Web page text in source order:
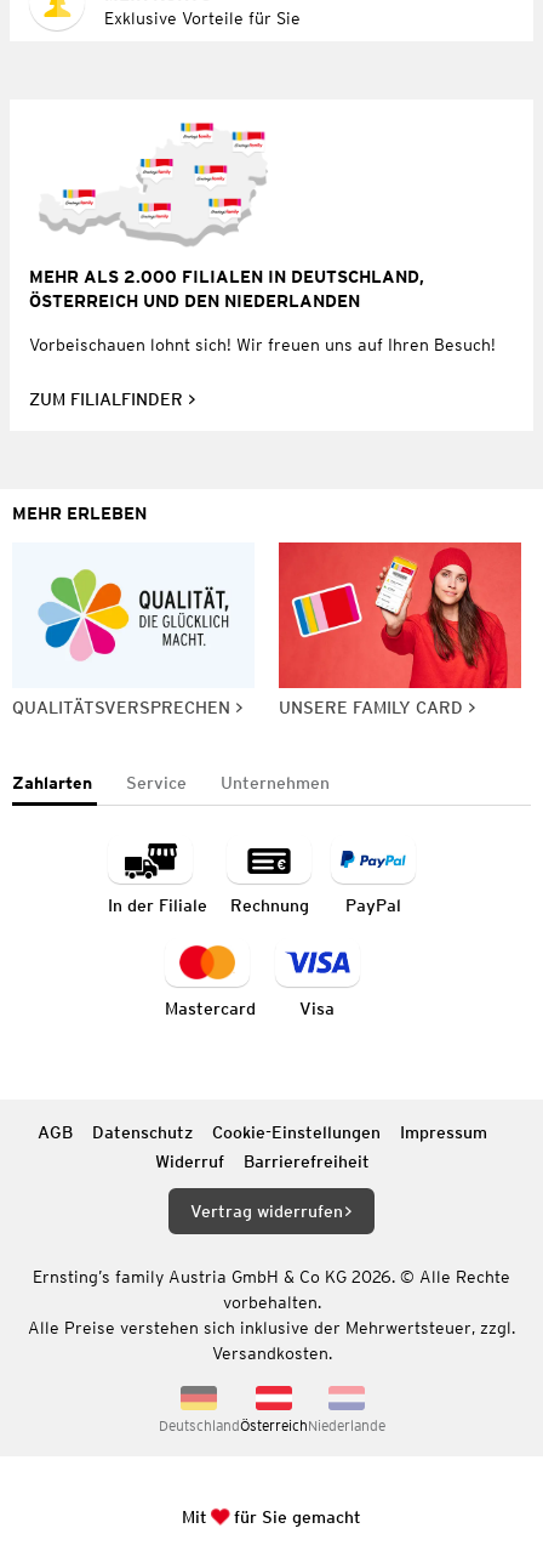
Exklusive Vorteile für Sie
MEHR ALS 2.000 FILIALEN IN DEUTSCHLAND,
ÖSTERREICH UND DEN NIEDERLANDEN
Vorbeischauen lohnt sich! Wir freuen uns auf Ihren Besuch!
ZUM FILIALFINDER
MEHR ERLEBEN
QUALITÄTSVERSPRECHEN UNSERE FAMILY CARD
Zahlarten Service Unternehmen
In der Filiale Rechnung PayPal
Mastercard Visa
AGB Datenschutz Cookie-Einstellungen
Impressum
Widerruf
Barrierefreiheit
Vertrag widerrufen
Ernsting’s family Austria GmbH & Co KG 2026. © Alle Rechte
vorbehalten.
Alle Preise verstehen sich inklusive der Mehrwertsteuer, zzgl.
Versandkosten.
DeutschlandÖsterreichNiederlande
Mit für Sie gemacht